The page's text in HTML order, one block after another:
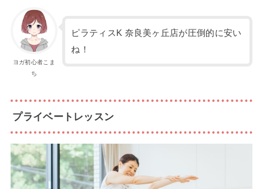
ヨガ初心者こま
ち
ピラティスK 奈良美ヶ丘店が圧倒的に安い
ね！
プライベートレッスン